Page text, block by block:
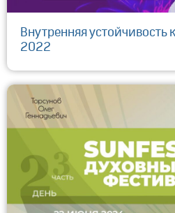
Внутренняя устойчивость
2022